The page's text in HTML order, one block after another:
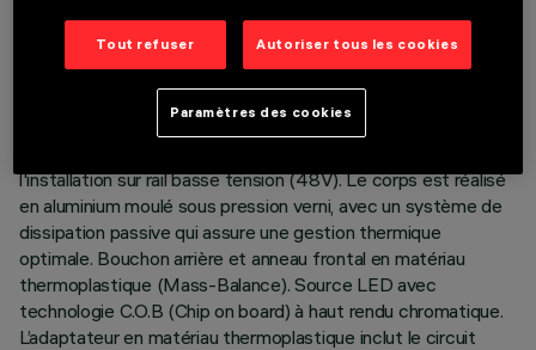
DONNÉES TECHNIQUES
DERNIÈRE MISE À JOUR: 05/08/2026
l'installation sur rail basse tension (48V). Le corps est réalisé
en aluminium moulé sous pression verni, avec un système de
dissipation passive qui assure une gestion thermique
optimale. Bouchon arrière et anneau frontal en matériau
thermoplastique (Mass-Balance). Source LED avec
technologie C.O.B (Chip on board) à haut rendu chromatique.
L’adaptateur en matériau thermoplastique inclut le circuit
Tout refuser Autoriser tous les cookies
Paramètres des cookies